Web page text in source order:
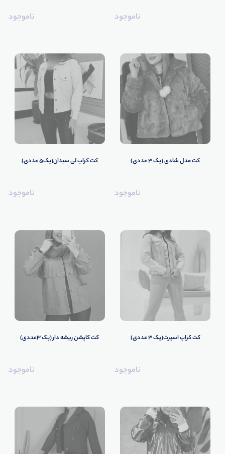
ناموجود ناموجود
کت مدل شادی (پک 3 عددی)
ناموجود
کت کراپ لی سیدان(پک5 عددی)
ناموجود
کت کراپ اسپرت(پک 3 عددی)
ناموجود
کت کاپشن ریشه دار (پک 3عددی)
ناموجود